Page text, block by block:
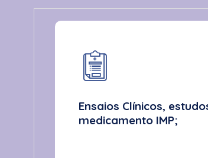
Ensaios Clínicos,
medicamento IMP;